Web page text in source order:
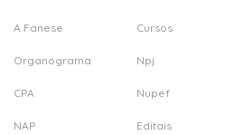
A Fanese
Organograma
CPA
NAP
Cursos
Npj
Nupef
Editais